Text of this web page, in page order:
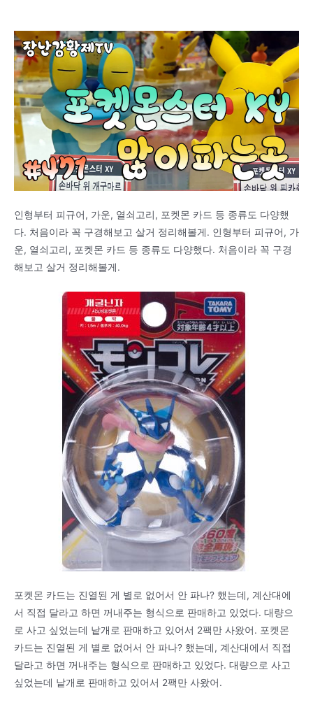
인형부터 피규어, 가운, 열쇠고리, 포켓몬 카드 등 종류도 다양했
다. 처음이라 꼭 구경해보고 살거 정리해볼게. 인형부터 피규어, 가
운, 열쇠고리, 포켓몬 카드 등 종류도 다양했다. 처음이라 꼭 구경
해보고 살거 정리해볼게.
포켓몬 카드는 진열된 게 별로 없어서 안 파나? 했는데, 계산대에
서 직접 달라고 하면 꺼내주는 형식으로 판매하고 있었다. 대량으
로 사고 싶었는데 낱개로 판매하고 있어서 2팩만 사왔어. 포켓몬
카드는 진열된 게 별로 없어서 안 파나? 했는데, 계산대에서 직접
달라고 하면 꺼내주는 형식으로 판매하고 있었다. 대량으로 사고
싶었는데 낱개로 판매하고 있어서 2팩만 사왔어.